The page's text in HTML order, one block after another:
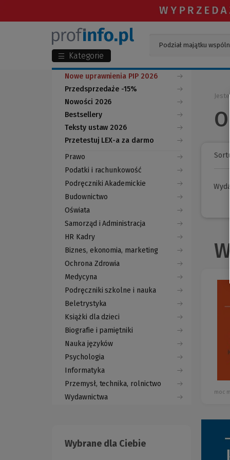
Kategorie
Nowe uprawnienia PIP 2026
Przedsprzedaże -15%
Nowości 2026
Bestsellery
Teksty ustaw 2026
Przetestuj LEX-a za darmo
(Nowe
okno)
(Link
do
innej
strony)
Prawo
Podatki i rachunkowość
Podręczniki Akademickie
Budownictwo
Oświata
Samorząd i Administracja
HR Kadry
Biznes, ekonomia, marketing
Ochrona Zdrowia
Medycyna
Podręczniki szkolne i nauka
Beletrystyka
Książki dla dzieci
Biografie i pamiętniki
Nauka języków
Psychologia
Informatyka
Przemysł, technika, rolnictwo
Wydawnictwa
Wybrane dla Ciebie
moc